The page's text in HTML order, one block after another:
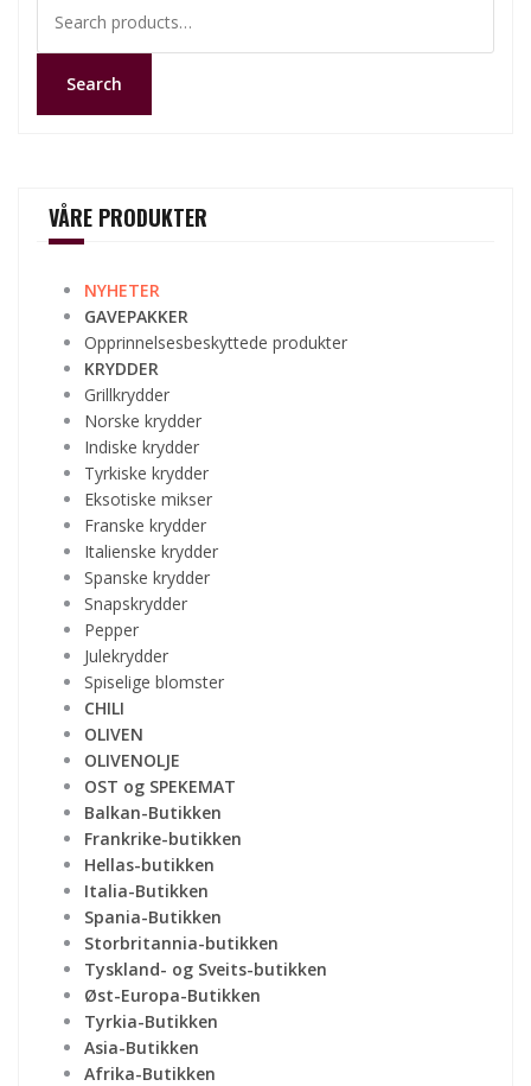
for:
Search
VÅRE PRODUKTER
NYHETER
GAVEPAKKER
Opprinnelsesbeskyttede produkter
KRYDDER
Grillkrydder
Norske krydder
Indiske krydder
Tyrkiske krydder
Eksotiske mikser
Franske krydder
Italienske krydder
Spanske krydder
Snapskrydder
Pepper
Julekrydder
Spiselige blomster
CHILI
OLIVEN
OLIVENOLJE
OST og SPEKEMAT
Balkan-Butikken
Frankrike-butikken
Hellas-butikken
Italia-Butikken
Spania-Butikken
Storbritannia-butikken
Tyskland- og Sveits-butikken
Øst-Europa-Butikken
Tyrkia-Butikken
Asia-Butikken
Afrika-Butikken